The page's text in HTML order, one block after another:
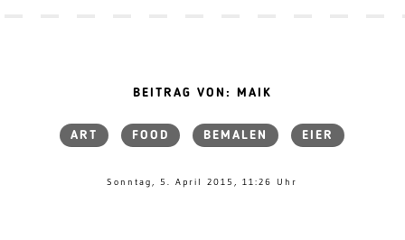
BEITRAG VON: MAIK
ART FOOD BEMALEN EIER
Sonntag, 5. April 2015, 11:26 Uhr